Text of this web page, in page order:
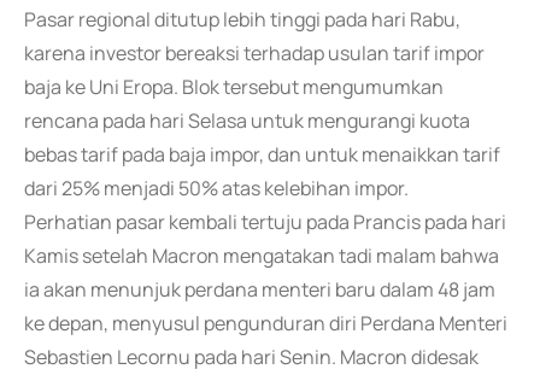
Pasar regional ditutup lebih tinggi pada hari Rabu,
karena investor bereaksi terhadap usulan tarif impor
baja ke Uni Eropa. Blok tersebut mengumumkan
rencana pada hari Selasa untuk mengurangi kuota
bebas tarif pada baja impor, dan untuk menaikkan tarif
dari 25% menjadi 50% atas kelebihan impor.
Perhatian pasar kembali tertuju pada Prancis pada hari
Kamis setelah Macron mengatakan tadi malam bahwa
ia akan menunjuk perdana menteri baru dalam 48 jam
ke depan, menyusul pengunduran diri Perdana Menteri
Sebastien Lecornu pada hari Senin. Macron didesak